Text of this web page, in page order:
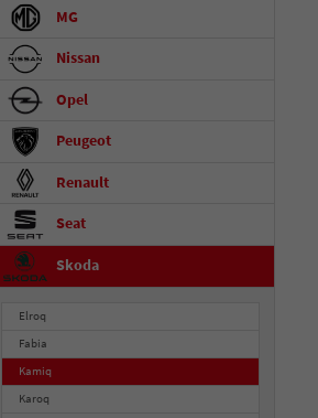
MG
Nissan
Opel
Peugeot
Renault
Seat
Skoda
Elroq
Fabia
Kamiq
Karoq